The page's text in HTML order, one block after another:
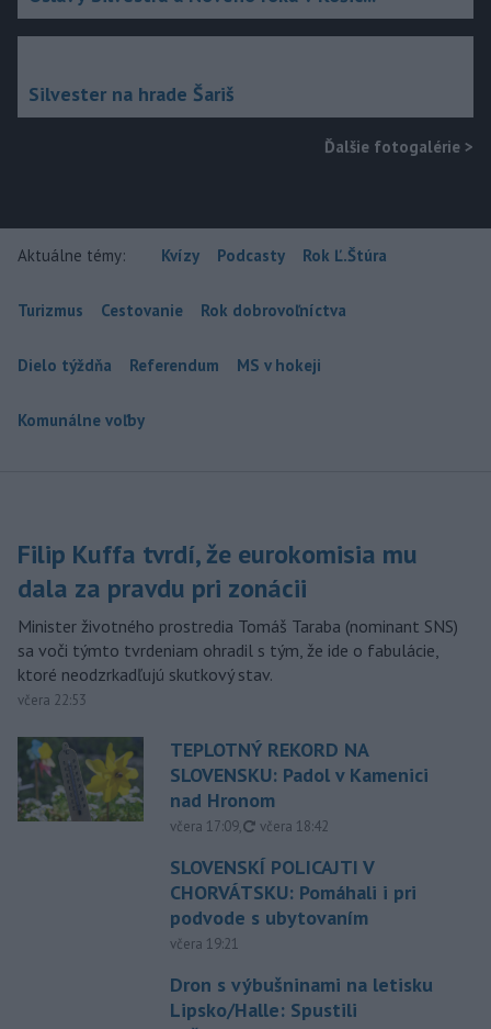
Silvester na hrade Šariš
Ďalšie fotogalérie >
Aktuálne témy: Kvízy Podcasty Rok Ľ.Štúra
Turizmus Cestovanie Rok dobrovoľníctva
Dielo týždňa Referendum MS v hokeji
Komunálne voľby
Filip Kuffa tvrdí, že eurokomisia mu
dala za pravdu pri zonácii
Minister životného prostredia Tomáš Taraba (nominant SNS)
sa voči týmto tvrdeniam ohradil s tým, že ide o fabulácie,
ktoré neodzrkadľujú skutkový stav.
včera 22:53
TEPLOTNÝ REKORD NA
SLOVENSKU: Padol v Kamenici
nad Hronom
včera 17:09, aktualizované
včera 18:42
SLOVENSKÍ POLICAJTI V
CHORVÁTSKU: Pomáhali i pri
podvode s ubytovaním
včera 19:21
Dron s výbušninami na letisku
Lipsko/Halle: Spustili